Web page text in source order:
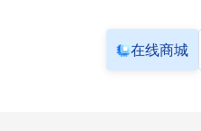
在线商城